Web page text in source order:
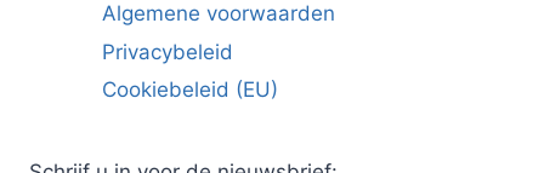
Algemene voorwaarden
Privacybeleid
Cookiebeleid (EU)